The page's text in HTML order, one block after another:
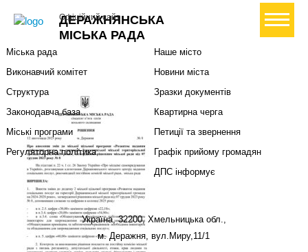
ДЕРАЖНЯНСЬКА
МІСЬКА РАДА
Офіційний сайт+ Створити петицію
Міський голова
Міська рада
Виконавчий комітет
Структура
Законодавча база
Міські програми
Регуляторна політика
Наше місто
Новини міста
Зразки документів
Квартирна черга
Петиції та звернення
Графік прийому громадян
ДПС інформує
Україна, 32200, Хмельницька обл.,
м. Деражня, вул.Миру,11/1